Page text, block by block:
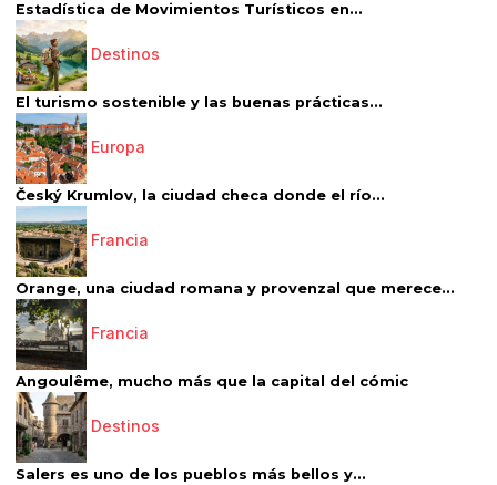
Estadística de Movimientos Turísticos en...
Destinos
El turismo sostenible y las buenas prácticas...
Europa
Český Krumlov, la ciudad checa donde el río...
Francia
Orange, una ciudad romana y provenzal que merece...
Francia
Angoulême, mucho más que la capital del cómic
Destinos
Salers es uno de los pueblos más bellos y...